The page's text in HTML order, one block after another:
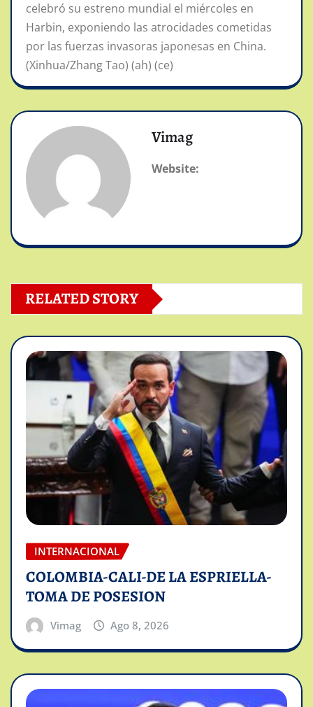
celebró su estreno mundial el miércoles en
Harbin, exponiendo las atrocidades cometidas
por las fuerzas invasoras japonesas en China.
(Xinhua/Zhang Tao) (ah) (ce)
Vimag
Website:
RELATED STORY
INTERNACIONAL
COLOMBIA-CALI-DE LA ESPRIELLA-
TOMA DE POSESION
Vimag Ago 8, 2026